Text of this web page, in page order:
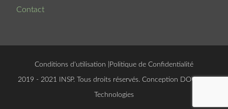
Contact
Conditions d'utilisation Politique de Confidentialité
© 2019 - 2021 INSP. Tous droits réservés. Conception DOUCSOFT
Technologies